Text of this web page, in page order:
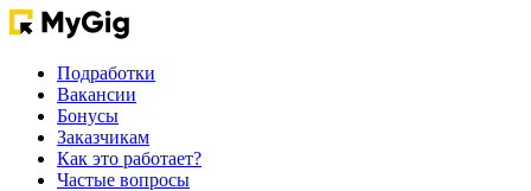
Подработки
Вакансии
Бонусы
Заказчикам
Как это работает?
Частые вопросы